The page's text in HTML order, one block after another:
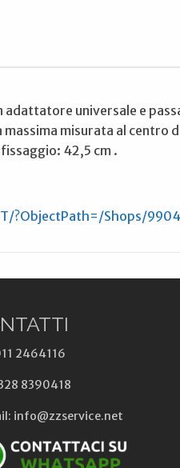
universale e
misurata al centro
42,5 cm .
Shops/
2464116
8390418
info@zzservice.net